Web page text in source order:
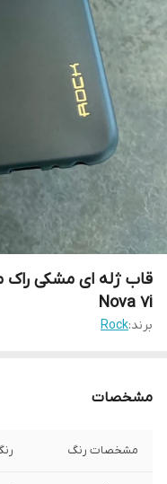
قاب ژله ای مشکی راک
Nova 7i
برند:Rock
مشخصات
مشخصات رنگ